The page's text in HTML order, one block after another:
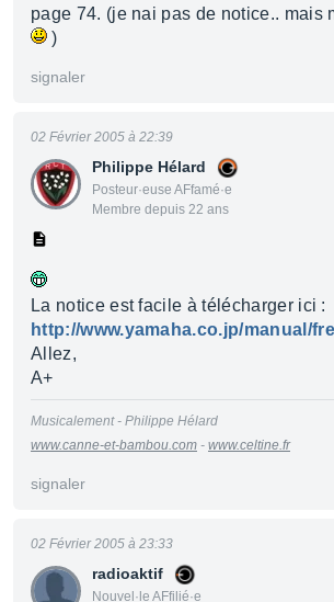
page 74. (je nai pas de notice.. mais
)
signaler
Philippe Hélard
Posteur·euse AFfamé·e
Membre depuis 22 ans
02 Février 2005 à 22:39
La notice est facile à télécharger ici :
http://www.yamaha.co.jp/manual/
Allez,
A+
Musicalement - Philippe Hélard
www.canne-et-bambou.com - www.celtine.fr
signaler
radioaktif
Nouvel·le AFfilié·e
02 Février 2005 à 23:33